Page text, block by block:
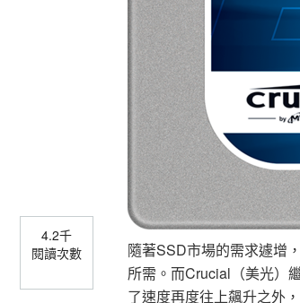
4.2千
閱讀次數
隨著SSD市場的需求遽增
所需。而Crucial（美光）
了速度再度往上飆升之外